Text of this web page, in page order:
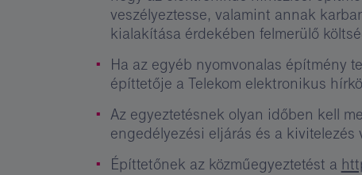
veszélyeztesse, valamint annak
kialakítása érdekében felmerülő
Ha az egyéb nyomvonalas építmény
építtetője a Telekom elektronikus
Az egyeztetésnek olyan időben kell
engedélyezési eljárás és a
Építtetőnek az közműegyeztetést a